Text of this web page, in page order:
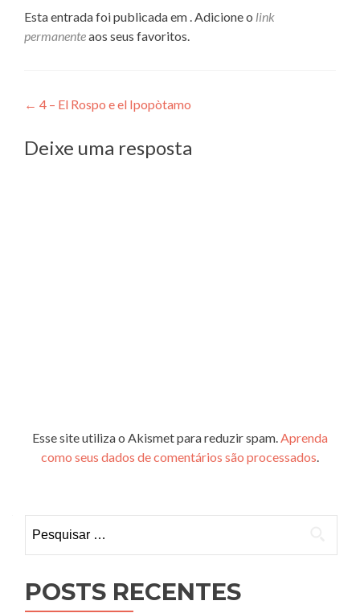
Esta entrada foi publicada em . Adicione o link
permanenteaos seus favoritos.
Navegação
de
Post
← 4 – El Rospo e el Ipopòtamo
Deixe uma resposta
Esse site utiliza o Akismet para reduzir spam.Aprenda
como seus dados de comentários são processados.
por:
POSTS RECENTES